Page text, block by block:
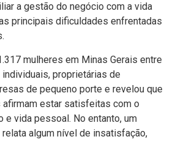
a gestão do negócio com a vida
principais dificuldades enfrentadas
mulheres em Minas Gerais entre
proprietárias de
de pequeno porte e revelou que
estar satisfeitas com o
e vida pessoal. No entanto, um
algum nível de insatisfação,